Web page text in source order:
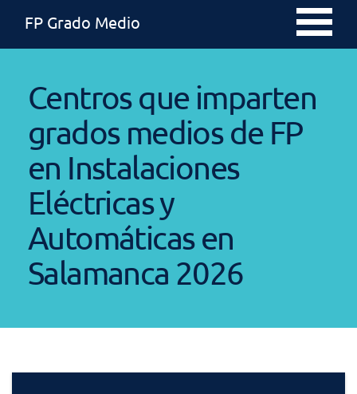
FP Grado Medio
Centros que imparten
grados medios de FP
en Instalaciones
Eléctricas y
Automáticas en
Salamanca 2026